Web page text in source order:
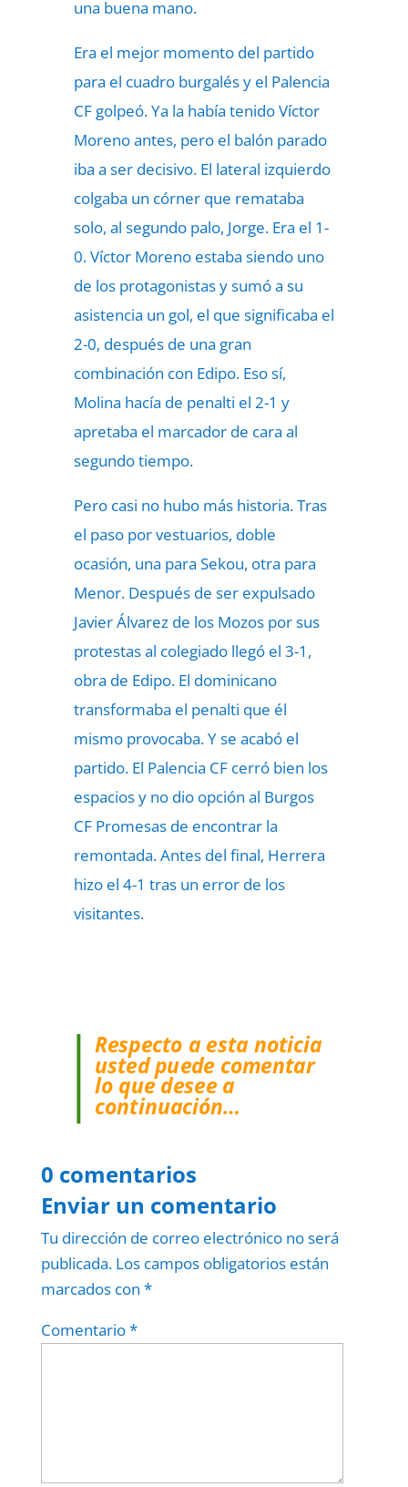
una buena mano.
Era el mejor momento del partido
para el cuadro burgalés y el Palencia
CF golpeó. Ya la había tenido Víctor
Moreno antes, pero el balón parado
iba a ser decisivo. El lateral izquierdo
colgaba un córner que remataba
solo, al segundo palo, Jorge. Era el 1-
0. Víctor Moreno estaba siendo uno
de los protagonistas y sumó a su
asistencia un gol, el que significaba el
2-0, después de una gran
combinación con Edipo. Eso sí,
Molina hacía de penalti el 2-1 y
apretaba el marcador de cara al
segundo tiempo.
Pero casi no hubo más historia. Tras
el paso por vestuarios, doble
ocasión, una para Sekou, otra para
Menor. Después de ser expulsado
Javier Álvarez de los Mozos por sus
protestas al colegiado llegó el 3-1,
obra de Edipo. El dominicano
transformaba el penalti que él
mismo provocaba. Y se acabó el
partido. El Palencia CF cerró bien los
espacios y no dio opción al Burgos
CF Promesas de encontrar la
remontada. Antes del final, Herrera
hizo el 4-1 tras un error de los
visitantes.
Respecto a esta noticia
usted puede comentar
lo que desee a
continuación…
0 comentarios
Enviar un comentario
Tu dirección de correo electrónico no será
publicada. Los campos obligatorios están
marcados con *
Comentario*